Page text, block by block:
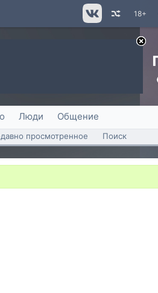
18+
Люди Общение
просмотренное Поиск